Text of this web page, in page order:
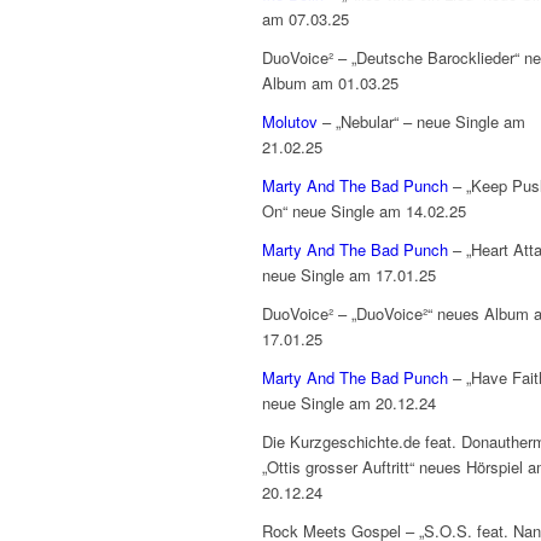
am 07.03.25
DuoVoice² – „Deutsche Barocklieder“
Album am 01.03.25
Molutov – „Nebular“ – neue Single am
21.02.25
Marty And The Bad Punch – „Keep
On“ neue Single am 14.02.25
Marty And The Bad Punch – „Heart
neue Single am 17.01.25
DuoVoice² – „DuoVoice²“ neues Album
17.01.25
Marty And The Bad Punch – „Have
neue Single am 20.12.24
Die Kurzgeschichte.de feat.
„Ottis grosser Auftritt“ neues Hörspiel
20.12.24
Rock Meets Gospel – „S.O.S. feat.